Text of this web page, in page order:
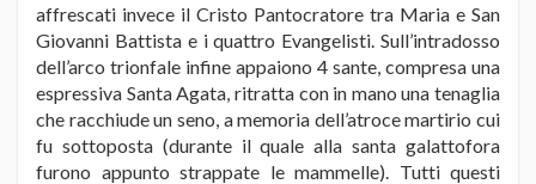
affrescati invece il Cristo Pantocratore tra Maria e San
Giovanni Battista e i quattro Evangelisti. Sull’intradosso
dell’arco trionfale infine appaiono 4 sante, compresa una
espressiva Santa Agata, ritratta con in mano una tenaglia
che racchiude un seno, a memoria dell’atroce martirio cui
fu sottoposta (durante il quale alla santa galattofora
furono appunto strappate le mammelle). Tutti questi